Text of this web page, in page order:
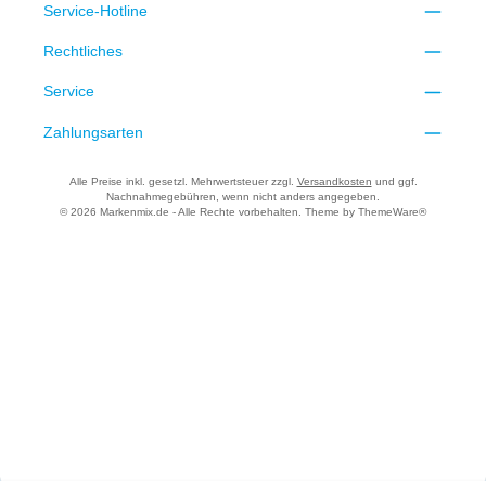
Service-Hotline
Rechtliches
Service
Zahlungsarten
Alle Preise inkl. gesetzl. Mehrwertsteuer zzgl. Versandkosten und ggf.
Nachnahmegebühren, wenn nicht anders angegeben.
© 2026 Markenmix.de - Alle Rechte vorbehalten. Theme by ThemeWare®